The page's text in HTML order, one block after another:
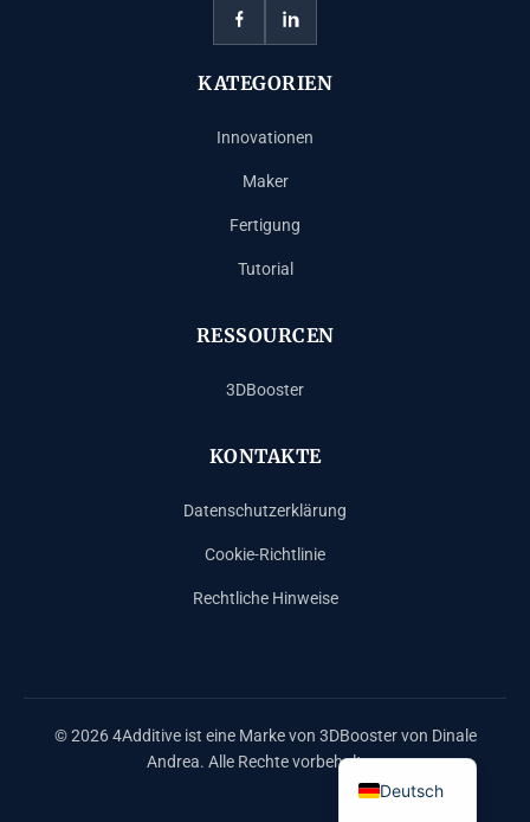
KATEGORIEN
Innovationen
Maker
Fertigung
Tutorial
RESSOURCEN
3DBooster
KONTAKTE
Datenschutzerklärung
Cookie-Richtlinie
Rechtliche Hinweise
© 2026 4Additive ist eine Marke von 3DBooster von Dinale
Andrea. Alle Rechte vorbehalten.
Deutsch